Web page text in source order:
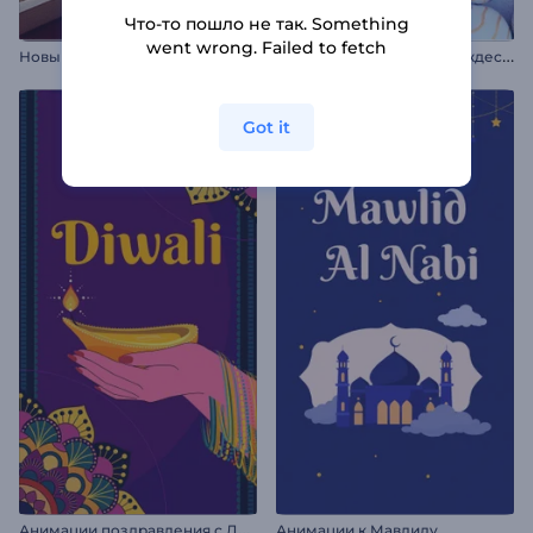
Новый год, добро пожаловать З
аставка: Счастливое Рождество
Что-то пошло не так. Something
went wrong. Failed to fetch
Got it